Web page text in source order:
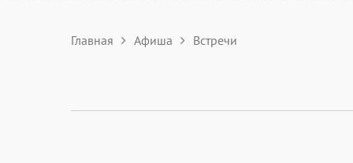
Главная Афиша Встречи